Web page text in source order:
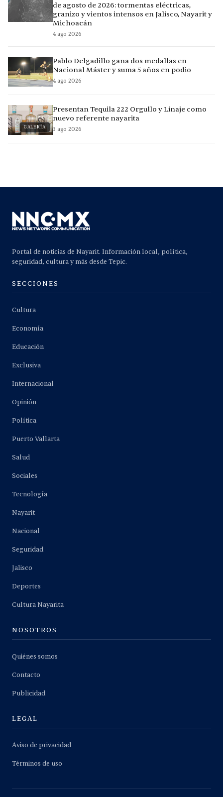
de agosto de 2026: tormentas eléctricas,
granizo y vientos intensos en Jalisco, Nayarit y
Michoacán
4 ago 2026
Pablo Delgadillo gana dos medallas en
Nacional Máster y suma 5 años en podio
4 ago 2026
GALERÍA
Presentan Tequila 222 Orgullo y Linaje como
nuevo referente nayarita
3 ago 2026
Portal de noticias de Nayarit. Información local, política,
seguridad, cultura y más desde Tepic.
SECCIONES
Cultura
Economía
Educación
Exclusiva
Internacional
Opinión
Política
Puerto Vallarta
Salud
Sociales
Tecnología
Nayarit
Nacional
Seguridad
Jalisco
Deportes
Cultura Nayarita
NOSOTROS
Quiénes somos
Contacto
Publicidad
LEGAL
Aviso de privacidad
Términos de uso